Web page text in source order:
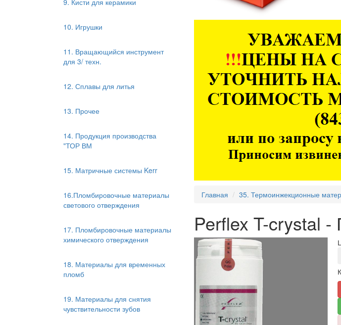
9. Кисти для керамики
10. Игрушки
11. Вращающийся инструмент
для 3/ техн.
12. Сплавы для литья
13. Прочее
14. Продукция производства
"ТОР ВМ
15. Матричные системы Kerr
16.Пломбировочные материалы
светового отверждения
17. Пломбировочные материалы
химического отверждения
18. Материалы для временных
пломб
19. Материалы для снятия
чувствительности зубов
Главная 35. Термоинжекционные
Perflex T-crystal -